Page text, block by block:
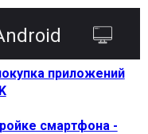
приложений
смартфона -